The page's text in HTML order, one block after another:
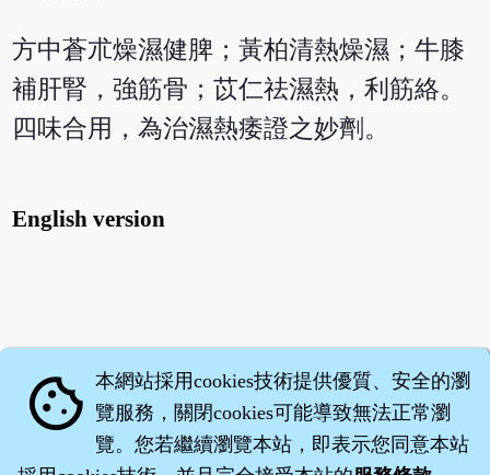
方中蒼朮燥濕健脾；黃柏清熱燥濕；牛膝
補肝腎，強筋骨；苡仁祛濕熱，利筋絡。
四味合用，為治濕熱痿證之妙劑。
English version
cookie 本網站採用cookies技術提供優質、安全的瀏
覽服務，關閉cookies可能導致無法正常瀏
覽。您若繼續瀏覽本站，即表示您同意本站